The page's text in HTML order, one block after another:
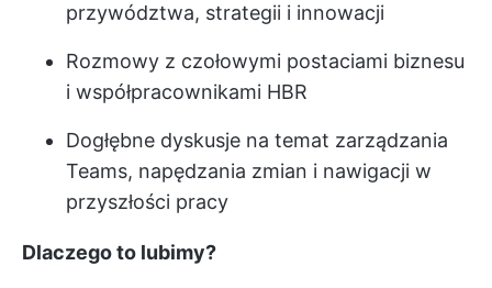
przywództwa, strategii i innowacji
Rozmowy z czołowymi postaciami biznesu
i współpracownikami HBR
Dogłębne dyskusje na temat zarządzania
Teams, napędzania zmian i nawigacji w
przyszłości pracy
Dlaczego to lubimy?